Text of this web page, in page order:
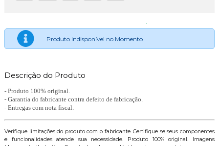
Produto Indisponível no Momento
Descrição do Produto
- Produto 100% original.
- Garantia do fabricante contra defeito de fabricação.
- Entregas com nota fiscal.
Verifique limitações do produto com o fabricante. Certifique se seus componentes
e funcionalidades atende sua necessidade. Produto 100% original. Imagens